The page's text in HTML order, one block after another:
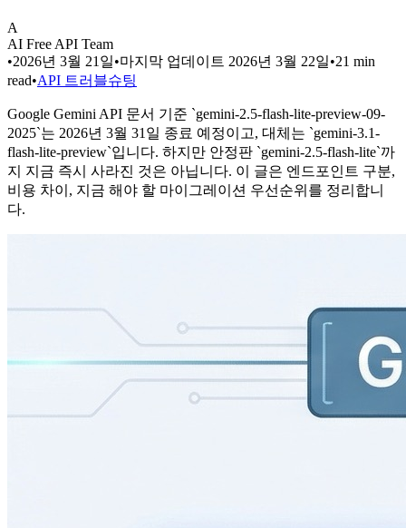
A
AI Free API Team
•2026년 3월 21일•마지막 업데이트 2026년 3월 22일•21 min
read•API 트러블슈팅
Google Gemini API 문서 기준 `gemini-2.5-flash-lite-preview-09-
2025`는 2026년 3월 31일 종료 예정이고, 대체는 `gemini-3.1-
flash-lite-preview`입니다. 하지만 안정판 `gemini-2.5-flash-lite`까
지 지금 즉시 사라진 것은 아닙니다. 이 글은 엔드포인트 구분,
비용 차이, 지금 해야 할 마이그레이션 우선순위를 정리합니
다.